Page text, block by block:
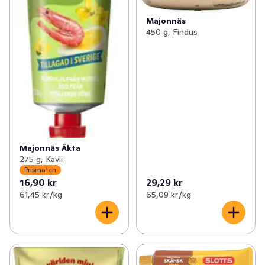
Majonnäs Äkta
275 g, Kavli
Prismatch
16,90 kr
61,45 kr /kg
Majonnäs
450 g, Findus
29,29 kr
65,09 kr /kg